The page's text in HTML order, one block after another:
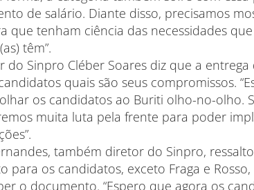
de salário. Diante disso, precisamos
que tenham ciência das necessidades
têm”.
do Sinpro Cléber Soares diz que a
quais são seus compromissos.
os candidatos ao Buriti olho-no-olho.
muita luta pela frente para poder
também diretor do Sinpro,
para os candidatos, exceto Fraga e
o documento. “Espero que agora os